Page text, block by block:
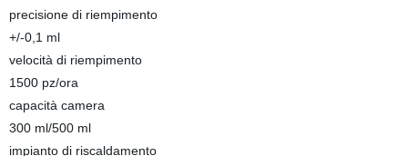
precisione di riempimento
+/-0,1 ml
velocità di riempimento
1500 pz/ora
capacità camera
300 ml/500 ml
impianto di riscaldamento